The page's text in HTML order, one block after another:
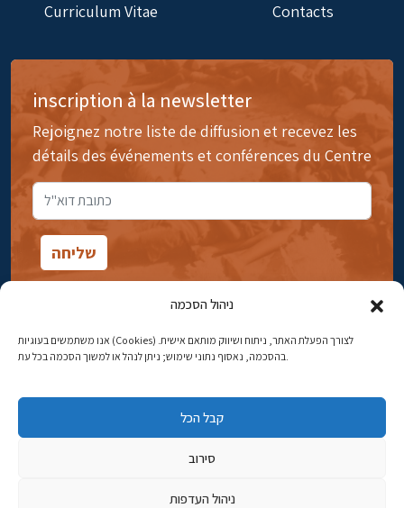
ניהול הסכמה
אנו משתמשים בעוגיות (Cookies) לצורך הפעלת האתר, ניתוח ושיווק מותאם אישית.
בהסכמה, נאסוף נתוני שימוש; ניתן לנהל או למשוך הסכמה בכל עת.
קבל הכל
סירוב
ניהול העדפות
Curriculum Vitae Contacts
inscription à la newsletter
Rejoignez notre liste de diffusion et recevez les
détails des événements et conférences du Centre
14rue Ibn Gavirol, Rehavia, Jérusalem
Adresse électronique:najww2@ybz.org.il